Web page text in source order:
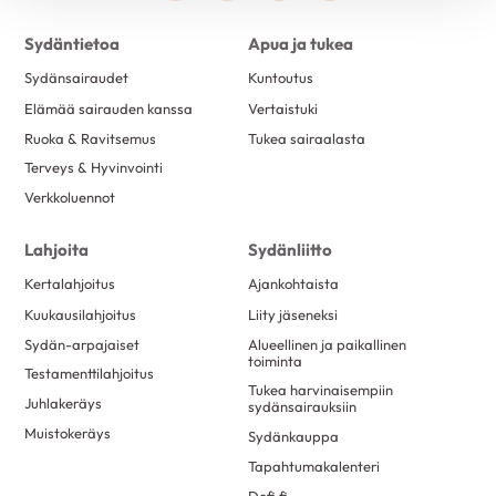
Sydäntietoa
Sydänsairaudet
Elämää sairauden kanssa
Ruoka & Ravitsemus
Terveys & Hyvinvointi
Verkkoluennot
Apua ja tukea
Kuntoutus
Vertaistuki
Tukea sairaalasta
Lahjoita
Kertalahjoitus
Kuukausilahjoitus
Sydän-arpajaiset
Testamenttilahjoitus
Juhlakeräys
Muistokeräys
Sydänliitto
Ajankohtaista
Liity jäseneksi
Alueellinen ja paikallinen
toiminta
Tukea harvinaisempiin
sydänsairauksiin
Sydänkauppa
Tapahtumakalenteri